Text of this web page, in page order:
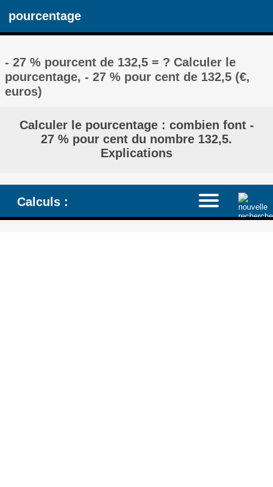
pourcentage
- 27 % pourcent de 132,5 = ? Calculer le
pourcentage, - 27 % pour cent de 132,5 (€,
euros)
Calculer le pourcentage : combien font -
27 % pour cent du nombre 132,5.
Explications
Calculs :